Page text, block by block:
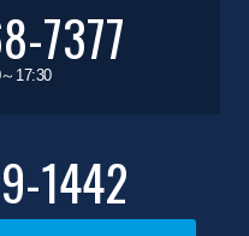
7377
17:30
1442